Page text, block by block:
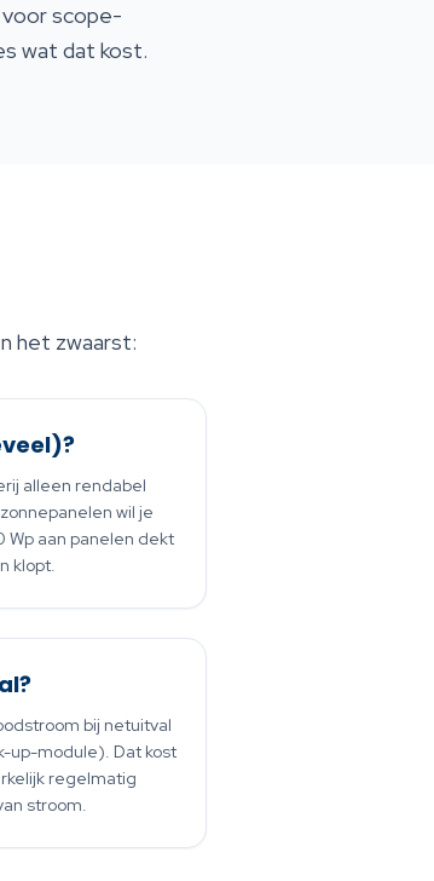
voor scope-
wat dat kost.
het zwaarst:
alleen rendabel
wil je
Wp aan panelen dekt
klopt.
bij netuitval
up-module). Dat kost
regelmatig
stroom.